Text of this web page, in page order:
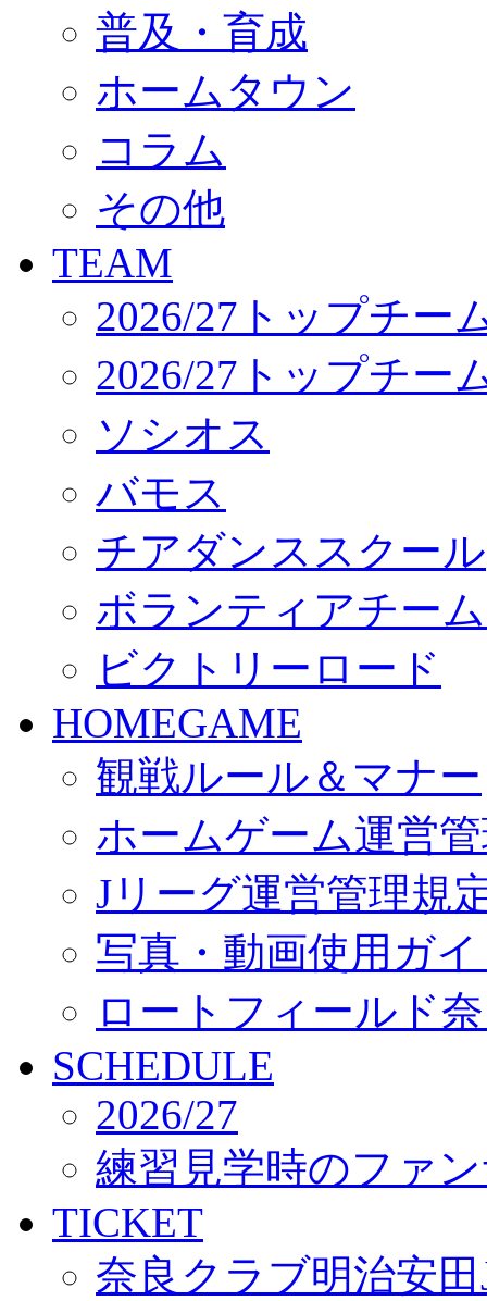
ジュニアユース
ユース
練習拠点（ナラディーア）
SCHOOL
CLUB
パートナー募集
クラブ理念
サステナビリティ
Web制作支援
応援プロジェクト
普及・育成
ホームタウン
コラム
その他
TEAM
2026/27トップチー
2026/27トップチー
ソシオス
バモス
チアダンススクール
ボランティアチー
ビクトリーロード
HOMEGAME
観戦ルール＆マナー
ホームゲーム運営
Jリーグ運営管理規
写真・動画使用ガ
ロートフィールド
SCHEDULE
2026/27
練習見学時のファ
TICKET
奈良クラブ明治安